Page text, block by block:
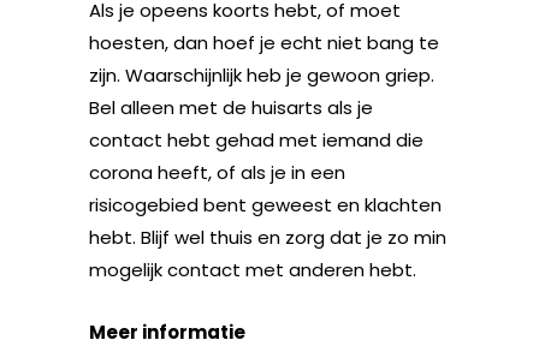
Als je opeens koorts hebt, of moet
hoesten, dan hoef je echt niet bang te
zijn. Waarschijnlijk heb je gewoon griep.
Bel alleen met de huisarts als je
contact hebt gehad met iemand die
corona heeft, of als je in een
risicogebied bent geweest en klachten
hebt. Blijf wel thuis en zorg dat je zo min
mogelijk contact met anderen hebt.
Meer informatie